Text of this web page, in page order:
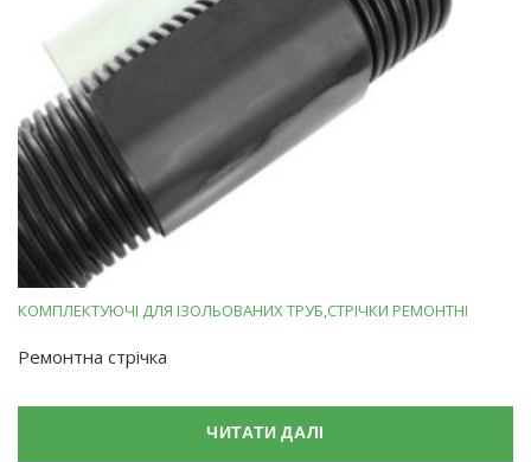
КОМПЛЕКТУЮЧІ ДЛЯ ІЗОЛЬОВАНИХ ТРУБ СТРІЧКИ РЕМОНТНІ
Ремонтна стрічка
ЧИТАТИ ДАЛІ